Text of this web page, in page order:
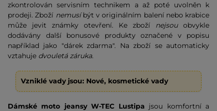
zkontrolován servisním technikem a až poté uvolněn k
prodeji. Zboží nemusíbýt v originálním balení nebo krabice
může jevit známky otevření. Ke zboží nejsou obvykle
dodávány další bonusové produkty označené v popisu
například jako "dárek zdarma". Na zboží se automaticky
vztahuje dvouletá záruka.
Vzniklé vady jsou: Nové, kosmetické vady
Dámské moto jeansy W-TEC Lustipa jsou komfortní a